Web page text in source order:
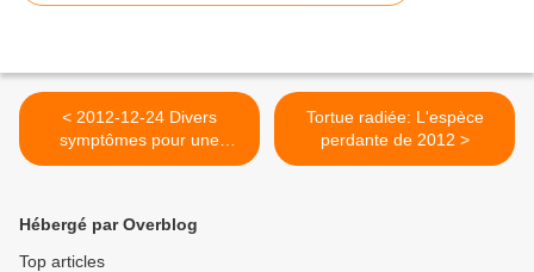
< 2012-12-24 Divers
symptômes pour une
étrange maladie
Tortue radiée: L'espèce
perdante de 2012 >
Hébergé par Overblog
Top articles